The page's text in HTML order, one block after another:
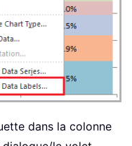
dans la colonne